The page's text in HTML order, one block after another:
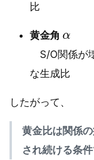
比
黄金角
S/O関係が
な生成比
したがって、
黄金比は関係
され続ける条件